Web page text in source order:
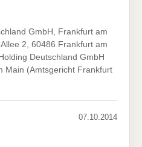
GmbH, Frankfurt am
2, 60486 Frankfurt am
Deutschland GmbH
Main (Amtsgericht Frankfurt
07.10.2014